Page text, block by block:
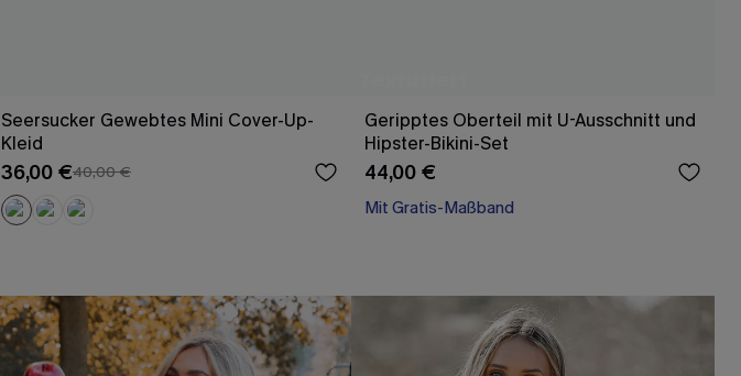
Seersucker Gewebtes Mini Cover-Up-
Kleid
36,00 €40,00 €
Geripptes Oberteil mit U-Ausschnitt und
Hipster-Bikini-Set
44,00 €
Mit Gratis-Maßband